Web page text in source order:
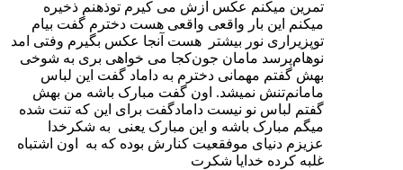
تمرین میکنم عکس ازش می کیرم توذهنم ذخیره
میکنم این بار واقعی ‌واقعی هست دخترم گفت بیام
تو‌پزیراری نور بیشتر هست آنجا عکس بگیرم وفتی امد
نوهام‌پرسد مامان جون‌کجا می خواهی بری به شوخی
بهش گفتم مهمانی دخترم به داماد گفت این لباس
مامانم‌تنش نمیشد. اون گفت مبارک باشه من بهش
گفتم لباس نو نیست دامادگفت برای این که تنت شده
میگم مبارک باشه و این مبارک یعنی به شکرخدا
عزیزم دنیای موفقعیت کنارش بوده که به اون‌ اشتباه
غلبه کرده خدایا شکرت